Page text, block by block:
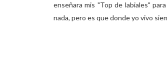
enseñara mis "Top de labiales"
nada, pero es que donde yo vivo